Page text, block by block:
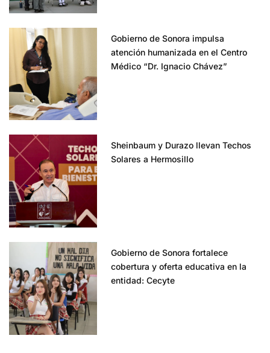
Gobierno de Sonora impulsa
atención humanizada en el Centro
Médico “Dr. Ignacio Chávez”
Sheinbaum y Durazo llevan Techos
Solares a Hermosillo
Gobierno de Sonora fortalece
cobertura y oferta educativa en la
entidad: Cecyte